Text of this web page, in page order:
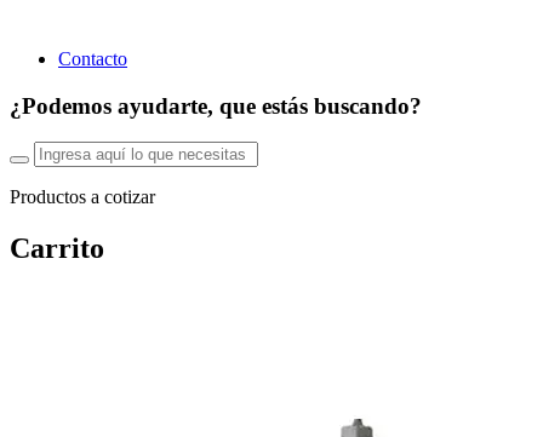
Contacto
¿Podemos ayudarte, que estás buscando?
Productos a cotizar
Carrito